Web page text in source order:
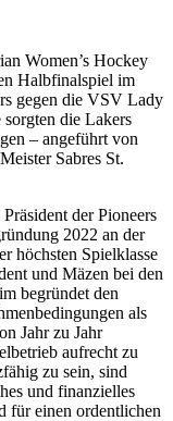
Women’s Hockey
Halbfinalspiel im
gegen die VSV Lady
die Lakers
– angeführt von
Sabres St.
der Pioneers
2022 an der
höchsten Spielklasse
und Mäzen bei den
begründet den
als
Jahr zu Jahr
aufrecht zu
zu sein, sind
und finanzielles
für einen ordentlichen